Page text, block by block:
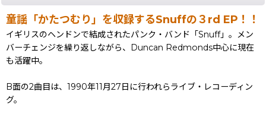
童謡「かたつむり」を収録するSnuffの３rd EP！！
イギリスのヘンドンで結成されたパンク・バンド「Snuff」。メン
バーチェンジを繰り返しながら、Duncan Redmonds中心に現在
も活躍中。
B面の2曲目は、1990年11月27日に行われらライブ・レコーディン
グ。